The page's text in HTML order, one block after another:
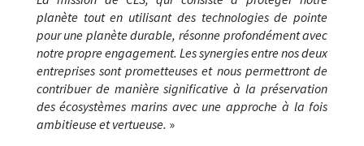
planète tout en utilisant des technologies de pointe
pour une planète durable, résonne profondément avec
notre propre engagement. Les synergies entre nos deux
entreprises sont prometteuses et nous permettront de
contribuer de manière significative à la préservation
des écosystèmes marins avec une approche à la fois
ambitieuse et vertueuse. »